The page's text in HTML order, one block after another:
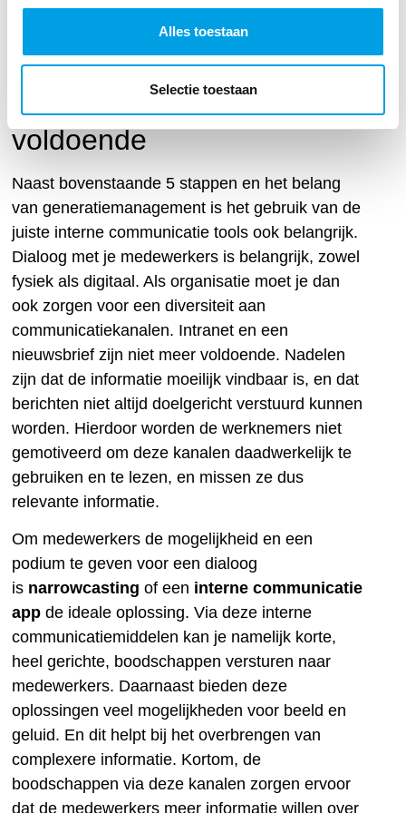
Alles toestaan
Selectie toestaan
de inzet van de juiste interne communicatie
tools. En ja, daar ligt onze kracht, en wij denken
graag met jou mee hierover.
Intranet vaak niet
voldoende
Naast bovenstaande 5 stappen en het belang
van generatiemanagement is het gebruik van de
juiste interne communicatie tools ook belangrijk.
Dialoog met je medewerkers is belangrijk, zowel
fysiek als digitaal. Als organisatie moet je dan
ook zorgen voor een diversiteit aan
communicatiekanalen. Intranet en een
nieuwsbrief zijn niet meer voldoende. Nadelen
zijn dat de informatie moeilijk vindbaar is, en dat
berichten niet altijd doelgericht verstuurd kunnen
worden. Hierdoor worden de werknemers niet
gemotiveerd om deze kanalen daadwerkelijk te
gebruiken en te lezen, en missen ze dus
relevante informatie.
Om medewerkers de mogelijkheid en een
podium te geven voor een dialoog
is narrowcasting of een interne communicatie
app de ideale oplossing. Via deze interne
communicatiemiddelen kan je namelijk korte,
heel gerichte, boodschappen versturen naar
medewerkers. Daarnaast bieden deze
oplossingen veel mogelijkheden voor beeld en
geluid. En dit helpt bij het overbrengen van
complexere informatie. Kortom, de
boodschappen via deze kanalen zorgen ervoor
dat de medewerkers meer informatie willen over